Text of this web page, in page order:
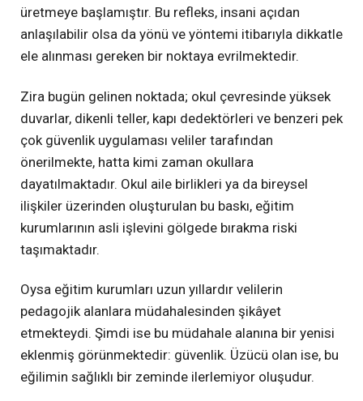
üretmeye başlamıştır. Bu refleks, insani açıdan
anlaşılabilir olsa da yönü ve yöntemi itibarıyla dikkatle
ele alınması gereken bir noktaya evrilmektedir.
Zira bugün gelinen noktada; okul çevresinde yüksek
duvarlar, dikenli teller, kapı dedektörleri ve benzeri pek
çok güvenlik uygulaması veliler tarafından
önerilmekte, hatta kimi zaman okullara
dayatılmaktadır. Okul aile birlikleri ya da bireysel
ilişkiler üzerinden oluşturulan bu baskı, eğitim
kurumlarının asli işlevini gölgede bırakma riski
taşımaktadır.
Oysa eğitim kurumları uzun yıllardır velilerin
pedagojik alanlara müdahalesinden şikâyet
etmekteydi. Şimdi ise bu müdahale alanına bir yenisi
eklenmiş görünmektedir: güvenlik. Üzücü olan ise, bu
eğilimin sağlıklı bir zeminde ilerlemiyor oluşudur.